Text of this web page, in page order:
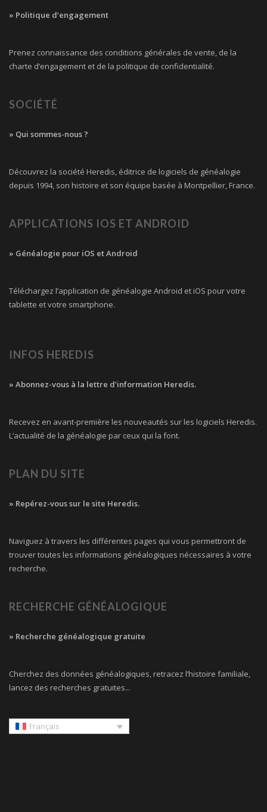
» Politique d’engagement
Prenez connaissance des conditions générales de vente, de la
charte d’engagement et de la politique de confidentialité.
SOCIÉTÉ
» Qui sommes-nous ?
Découvrez la société Heredis, éditrice de logiciels de généalogie
depuis 1994, son histoire et son équipe basée à Montpellier, France.
APPLICATIONS IOS ET ANDROID
» Généalogie pour iOS et Android
Téléchargez l’application de généalogie Android et iOS pour votre
tablette et votre smartphone.
INFOS HEREDIS
» Abonnez-vous à la lettre d’information Heredis.
Recevez en avant-première les nouveautés sur les logiciels Heredis.
L’actualité de la généalogie par ceux qui la font.
PLAN DU SITE
» Repérez-vous sur le site Heredis.
Naviguez à travers les différentes pages qui vous permettront de
trouver toutes les informations généalogiques nécessaires à votre
recherche.
RECHERCHE GÉNÉALOGIQUE
» Recherche généalogique gratuite
Cherchez des données généalogiques, retracez l’histoire familiale,
lancez des recherches gratuites...
Français